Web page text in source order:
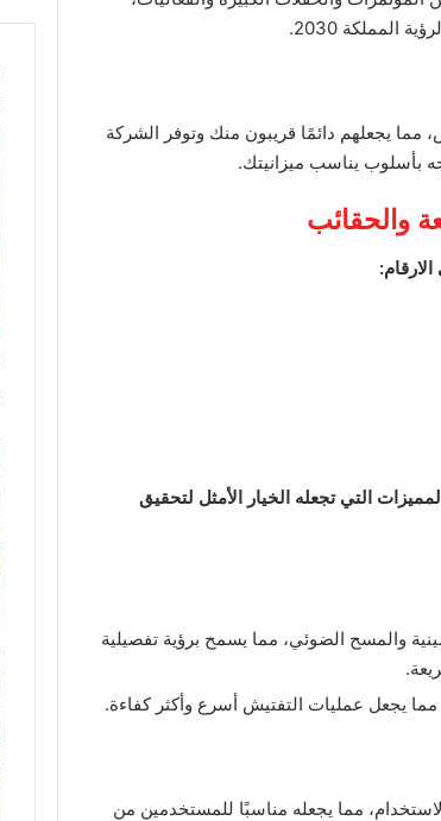
2030.
مما يجعلهم دائمًا قريبون منك وتوفر الشركة
بأسلوب يناسب ميزانيتك.
والحقائب
التي تجعله الخيار الأمثل لتحقيق
والمسح الضوئي، مما يسمح برؤية تفصيلية
يجعل عمليات التفتيش أسرع وأكثر كفاءة.
مما يجعله مناسبًا للمستخدمين من